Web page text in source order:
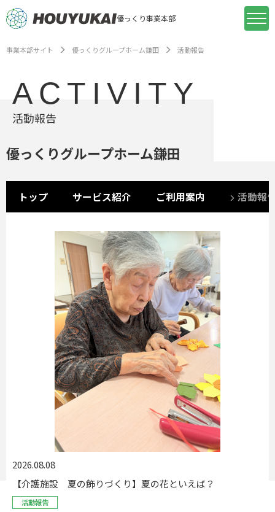
優っくり事業本部
事業本部サイト 優っくりグループホーム鎌田 活動報告
ACTIVITY
活動報告
優っくりグループホーム鎌田
トップ サービス紹介 ご利用案内 活動報
2026.08.08
【介護施設 夏の飾りづくり】夏の花といえば？
活動報告